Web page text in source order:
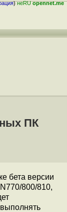
)неRUopennet.me
ПК
бета версии
800/810,